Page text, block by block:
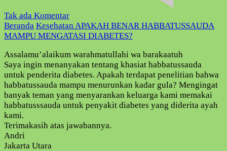
Tak ada Komentarpada
APAKAH
BENAR
MAMPU
MENGATASI
DIABETES?
Beranda Kesehatan APAKAH BENAR HABBATUSSAUDA
MAMPU MENGATASI DIABETES?
Assalamu’alaikum warahmatullahi wa barakaatuh
Saya ingin menanyakan tentang khasiat habbatussauda
untuk penderita diabetes. Apakah terdapat penelitian bahwa
habbatussauda mampu menurunkan kadar gula? Mengingat
banyak teman yang menyarankan keluarga kami memakai
habbatusssauda untuk penyakit diabetes yang diderita ayah
kami.
Terimakasih atas jawabannya.
Andri
Jakarta Utara